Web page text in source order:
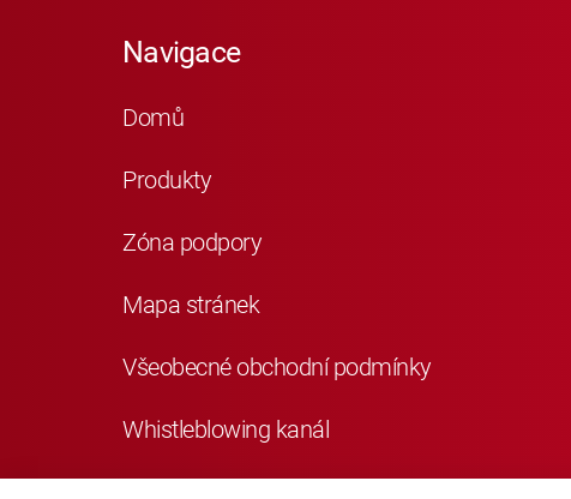
Navigace
Domů
Produkty
Zóna podpory
Mapa stránek
Všeobecné obchodní podmínky
Whistleblowing kanál